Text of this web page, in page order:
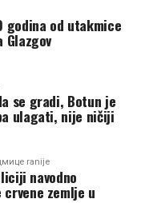
godina od utakmice
se gradi, Botun je
ulagati, nije ničiji
ranije
navodno
zemlje u